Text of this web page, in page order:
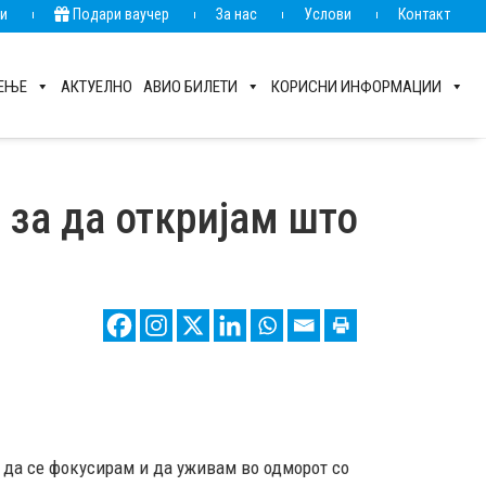
Подари ваучер За нас Услови Контакт
АКТУЕЛНО АВИО БИЛЕТИ КОРИСНИ ИНФОРМАЦИИ
да откријам што
се фокусирам и да уживам во одморот со